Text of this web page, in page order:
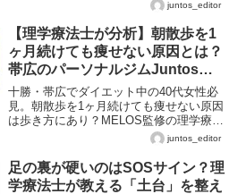
juntos_editor
【理学療法士が分析】朝散歩を1
ヶ月続けても痩せない原因とは？
帯広のパーソナルジムJuntosが
教える正しいダイエット
十勝・帯広でダイエット中の40代女性必
見。朝散歩を1ヶ月続けても痩せない原因
は歩き方にあり？MELOS監修の理学療法
士が、自己流を脱してリバウンドしない
解説。
juntos_editor
足の裏が硬いのはSOSサイン？理
学療法士が教える「土台」を整え